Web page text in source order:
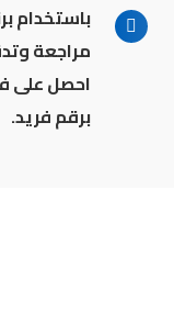
باستخدام
مراجعة
احصل على
برقم فريد.